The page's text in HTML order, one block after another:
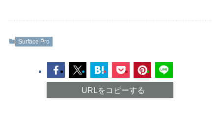
Surface Pro
URLをコピーする